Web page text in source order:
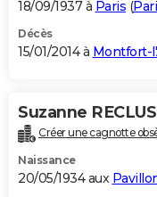
18/09/1937 à Paris (
Décès
15/01/2014 à Montfort-
Suzanne RECLUS
Créer une cagnotte
Naissance
20/05/1934 aux